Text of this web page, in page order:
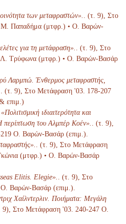
των μεταφραστών».
. (τ. 9), Στο
Παπαδήμα (μτφρ.) • Ο. Βαρών-
για τη μετάφραση».
. (τ. 9), Στο
Τρύφωνα (μτφρ.) • Ο. Βαρών-Βασάρ
Λαρμπώ. Ένθερμος μεταφραστής,
. (τ. 9), Στο Μετάφραση '03. 178-207
επιμ.)
«Πολιτισμική ιδιαιτερότητα και
περίπτωση του Αλμπέρ Κοέν».
. (τ. 9),
Ο. Βαρών-Βασάρ (επιμ.).
. (τ. 9), Στο Μετάφραση
(μτφρ.) • Ο. Βαρών-Βασάρ
Elitis. Elegie».
. (τ. 9), Στο
Βαρών-Βασάρ (επιμ.).
Χαίλντερλιν. Ποιήματα: Μεγάλη
9), Στο Μετάφραση '03. 240-247 Ο.